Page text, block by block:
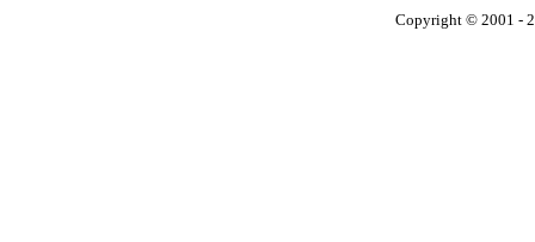
Copyright © 2001 -